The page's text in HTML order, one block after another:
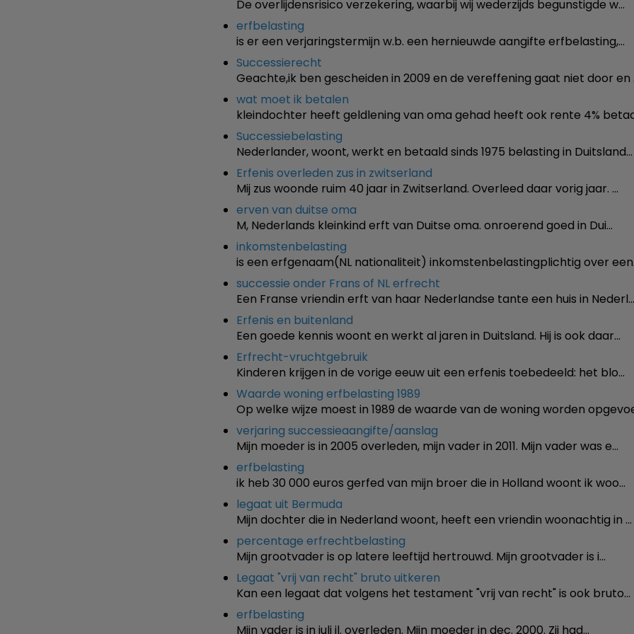
De overlijdensrisico verzekering, waarbij wij wederzijds begunstigde w…
erfbelasting
is er een verjaringstermijn w.b. een hernieuwde aangifte erfbelasting,…
Successierecht
Geachte,ik ben gescheiden in 2009 en de vereffening gaat niet door en
wat moet ik betalen
kleindochter heeft geldlening van oma gehad heeft ook rente 4%
Successiebelasting
Nederlander, woont, werkt en betaald sinds 1975 belasting in Duitsland…
Erfenis overleden zus in zwitserland
Mij zus woonde ruim 40 jaar in Zwitserland. Overleed daar vorig jaar. …
erven van duitse oma
M, Nederlands kleinkind erft van Duitse oma. onroerend goed in Dui…
inkomstenbelasting
is een erfgenaam(NL nationaliteit) inkomstenbelastingplichtig over
successie onder Frans of NL erfrecht
Een Franse vriendin erft van haar Nederlandse tante een huis in Nederl…
Erfenis en buitenland
Een goede kennis woont en werkt al jaren in Duitsland. Hij is ook daar…
Erfrecht-vruchtgebruik
Kinderen krijgen in de vorige eeuw uit een erfenis toebedeeld: het blo…
Waarde woning erfbelasting 1989
Op welke wijze moest in 1989 de waarde van de woning worden
verjaring successieaangifte/aanslag
Mijn moeder is in 2005 overleden, mijn vader in 2011. Mijn vader was e…
erfbelasting
ik heb 30 000 euros gerfed van mijn broer die in Holland woont ik woo…
legaat uit Bermuda
Mijn dochter die in Nederland woont, heeft een vriendin woonachtig in …
percentage erfrechtbelasting
Mijn grootvader is op latere leeftijd hertrouwd. Mijn grootvader is i…
Legaat "vrij van recht" bruto uitkeren
Kan een legaat dat volgens het testament "vrij van recht" is ook bruto…
erfbelasting
Mijn vader is in juli jl. overleden. Mijn moeder in dec. 2000. Zij had…